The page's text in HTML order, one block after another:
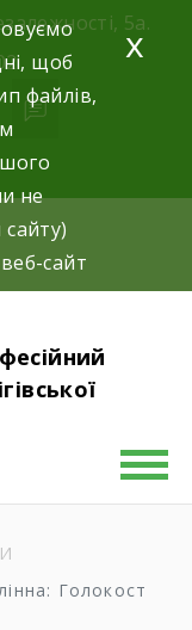
5а.
Голокост
щоб
файлів,
не
сайт
x